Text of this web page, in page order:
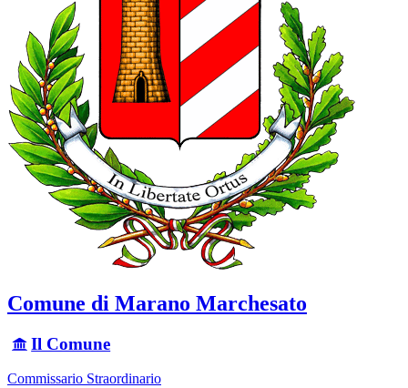
Comune di Marano Marchesato
Il Comune
Commissario Straordinario